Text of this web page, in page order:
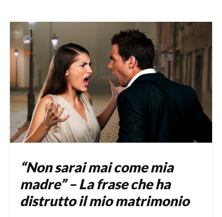
“Non sarai mai come mia
madre” – La frase che ha
distrutto il mio matrimonio